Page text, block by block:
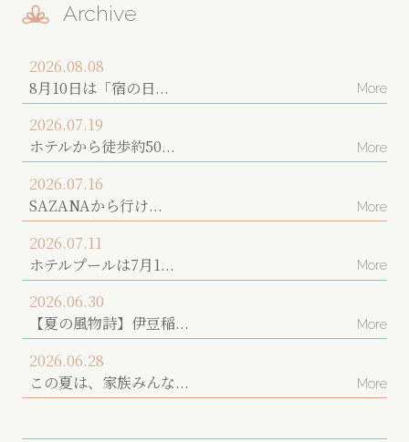
Archive
2026.08.08
8月10日は「宿の日...
More
2026.07.19
ホテルから徒歩約50...
More
2026.07.16
SAZANAから行け...
More
2026.07.11
ホテルプールは7月1...
More
2026.06.30
【夏の風物詩】伊豆稲...
More
2026.06.28
この夏は、家族みんな...
More